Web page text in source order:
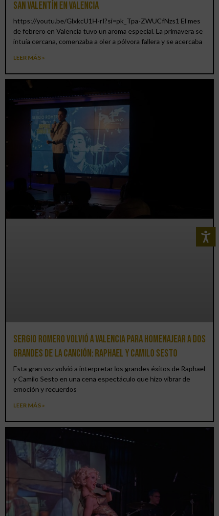
San Valentín en Valencia
https://youtu.be/GlxkcU1H-rI?si=pk_Tpa-ZWUCfNzs1 El mes
de febrero en Valencia tuvo un aroma especial. La primavera se
intuía cercana, comenzaba a oler a pólvora fallera y se acercaba
LEER MÁS »
Sergio Romero volvió a Valencia para homenajear a dos
grandes de la canción: Raphael y Camilo Sesto
Esta gran voz volvió a interpretar los grandes éxitos de Raphael
y Camilo Sesto en una cena espectáculo que hizo vibrar de
emoción y recuerdos
LEER MÁS »